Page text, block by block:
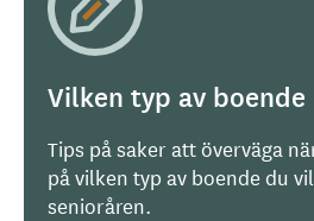
Vilken typ av boende
Tips på saker att överväga
på vilken typ av boende du
senioråren.